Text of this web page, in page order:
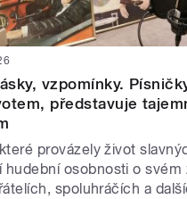
vzpomínky.
představuje
provázely život
hudební osobnosti o svém
spoluhráčích a